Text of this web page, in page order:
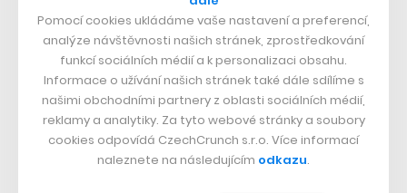
(11. září) se pak holešovické výstaviště otevře široké
veřejnosti. Organizátoři očekávají, že se na Future Port
Prague letos ukáže přes 10 tisíc návštěvníků, a již brzy
by měli začít prodávat také vstupenky.
Přečtěte si také
Pomocí cookies ukládáme vaše nastavení a preferencí,
analýze návštěvnosti našich stránek, zprostředkování
funkcí sociálních médií a k personalizaci obsahu.
Informace o užívání našich stránek také dále sdílíme s
našimi obchodními partnery z oblasti sociálních médií,
reklamy a analytiky. Za tyto webové stránky a soubory
cookies odpovídá CzechCrunch s.r.o. Více informací
naleznete na následujícím odkazu.